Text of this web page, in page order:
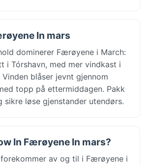
In mars
dominerer Færøyene i March:
i Tórshavn, med mer vindkast i
blåser jevnt gjennom
topp på ettermiddagen. Pakk
sikre løse gjenstander utendørs.
In Færøyene In mars?
av og til i Færøyene i